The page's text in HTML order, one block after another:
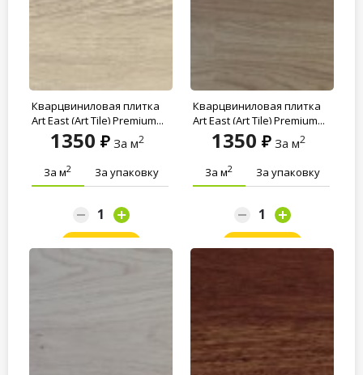
Кварцвиниловая плитка
Art East (Art Tile) Premium...
1350 За м2
За м2 За упаковку
Кварцвиниловая плитка
Art East (Art Tile) Premium...
1350 За м2
За м2 За упаковку